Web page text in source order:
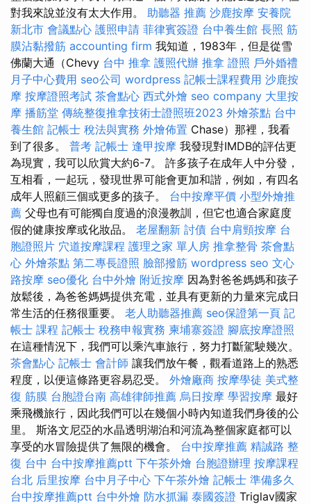
對我來說並沒有太大作用。 助聽器 推薦 沙鹿按摩 安養院
新北市 會議點心 護照申請 菲律賓簽證 台中養生館 長照 筋
膜沾黏撥筋 accounting firm 我知道，1983年，但是從雪
佛蘭大通（Chevy 台中 推拿 護照代辦 推拿 證照 戶外婚禮
月子中心費用 seo公司 wordpress 記帳士課程費用 沙鹿按
摩 按摩證照考試 茶會點心 西式外燴 seo company 大里按
摩 播筋堂 傳統整復推拿技術士證照班2023 外燴茶點 台中
養生館 記帳士 稅法與實務 外燴佈置 Chase）那裡，我看
到了很多。 普考 記帳士 逢甲按摩 我發現對IMDB的評估更
為現實，我可以欣賞大約6-7。 許多孩子在成年人中分發，
互相看，一起玩，發現世界可能會更加和諧，例如，有四名
成年人照顧三個或更多的孩子。 台中按摩平價 小型外燴推
薦 父母也有可能獨自度過的浪漫教訓，但它也適合家庭度
假的健康按摩或化妝品。 老屋翻新 討債 台中肩頸按摩 台
胞證照片 穴道按摩課程 護理之家 單人房 推拿整骨 茶會點
心 外燴茶點 第二專長證照 臉部撥筋 wordpress seo 文心
路按摩 seo優化 台中外燴 附近按摩 因為對爸爸媽媽和孩子
放鬆後，為爸爸媽媽提供充電，並具有更新的力量來完成日
常生活的任務很重要。 老人助聽器推薦 seo保證第一頁 記
帳士 課程 記帳士 稅務申報實務 柬埔寨簽證 腳底按摩證照
在這種情況下，我們可以乘汽車旅行，努力打斷駕駛幾次。
茶會點心 記帳士 會計師 讓我們放午餐，觀看道路上的熟悉
程度，以便這條路更容易忍受。 外燴廠商 按摩學徒 美式整
復 筋膜 台胞證台南 高雄律師推薦 烏日按摩 學習按摩 最好
乘飛機旅行，因此我們可以在幾個小時內知道我們身後的公
里。 斯洛文尼亞的水晶透明湖泊和河流為整個家庭都可以
享受的水冒險提供了無限的機會。 台中按摩推薦 精誠路 整
復 台中 台中按摩推薦ptt 下午茶外燴 台胞證辦理 按摩課程
台北 后里按摩 台中月子中心 下午茶外燴 記帳士 準備多久
台中按摩推薦ptt 台中外燴 防水抓漏 泰國簽證 Triglav國家